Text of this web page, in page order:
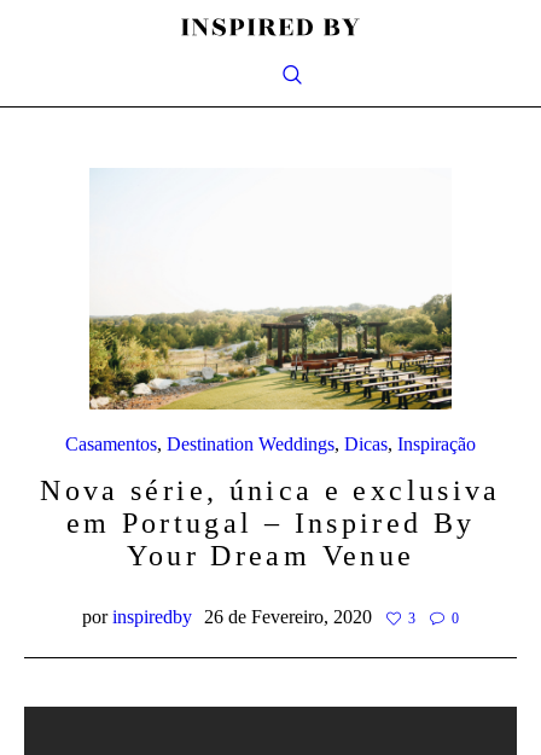
Casamentos, Destination Weddings, Dicas, Inspiração
Nova série, única e exclusiva
em Portugal – Inspired By
Your Dream Venue
porinspiredby 26 de Fevereiro, 2020 3 0